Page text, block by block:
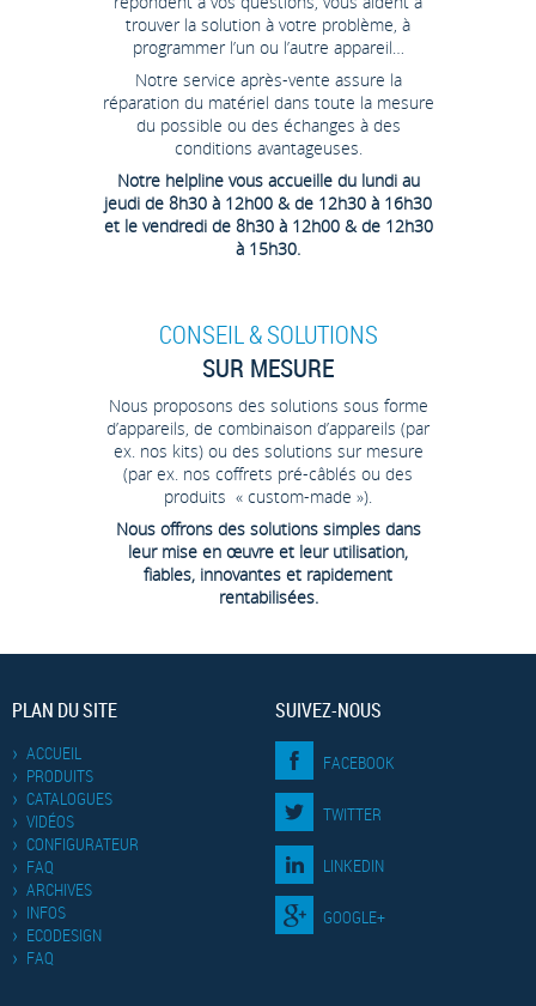
trouver la solution à votre problème, à
programmer l’un ou l’autre appareil…
Notre service après-vente assure la
réparation du matériel dans toute la mesure
du possible ou des échanges à des
conditions avantageuses.
Notre helpline vous accueille du lundi au
jeudi de 8h30 à 12h00 & de 12h30 à 16h30
et le vendredi de 8h30 à 12h00 & de 12h30
à 15h30.
CONSEIL & SOLUTIONS
SUR MESURE
Nous proposons des solutions sous forme
d’appareils, de combinaison d’appareils (par
ex. nos kits) ou des solutions sur mesure
(par ex. nos coffrets pré-câblés ou des
produits « custom-made »).
Nous offrons des solutions simples dans
leur mise en œuvre et leur utilisation,
fiables, innovantes et rapidement
rentabilisées.
PLAN DU SITE
ACCUEIL
PRODUITS
CATALOGUES
VIDÉOS
CONFIGURATEUR
FAQ
ARCHIVES
INFOS
ECODESIGN
FAQ
SUIVEZ-NOUS
FACEBOOK
TWITTER
LINKEDIN
GOOGLE+